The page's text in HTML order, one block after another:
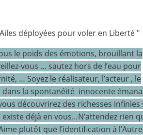
déployées pour voler en Liberté "
le poids des émotions, brouillant la
vous … sautez hors de l’eau pour
… Soyez le réalisateur, l’acteur , le
la spontanéité innocente
découvrirez des richesses infinies
déjà en vous…N’attendez rien
plutôt que l’identification à